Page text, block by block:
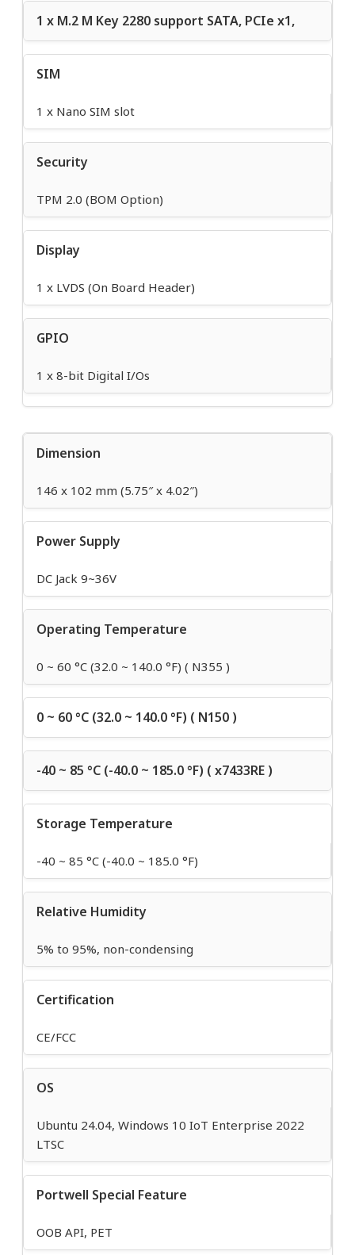
1 x M.2 M Key 2280 support SATA, PCIe x1,
SIM
1 x Nano SIM slot
Security
TPM 2.0 (BOM Option)
Display
1 x LVDS (On Board Header)
GPIO
1 x 8-bit Digital I/Os
Dimension
146 x 102 mm (5.75″ x 4.02″)
Power Supply
DC Jack 9~36V
Operating Temperature
0 ~ 60 °C (32.0 ~ 140.0 °F) ( N355 )
0 ~ 60 °C (32.0 ~ 140.0 °F) ( N150 )
-40 ~ 85 °C (-40.0 ~ 185.0 °F) ( x7433RE )
Storage Temperature
-40 ~ 85 °C (-40.0 ~ 185.0 °F)
Relative Humidity
5% to 95%, non-condensing
Certification
CE/FCC
OS
Ubuntu 24.04, Windows 10 IoT Enterprise 2022
LTSC
Portwell Special Feature
OOB API, PET